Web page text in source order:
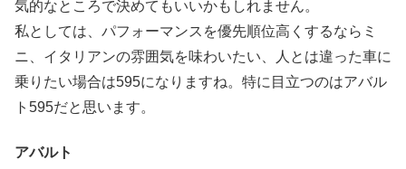
気的なところで決めてもいいかもしれません。
私としては、パフォーマンスを優先順位高くするならミ
ニ、イタリアンの雰囲気を味わいたい、人とは違った車に
乗りたい場合は595になりますね。特に目立つのはアバル
ト595だと思います。
アバルト